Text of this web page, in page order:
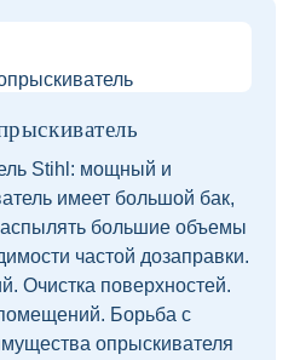
Stihl: мощный и
имеет большой бак,
большие объемы
частой дозаправки.
Очистка поверхностей.
Борьба с
опрыскивателя